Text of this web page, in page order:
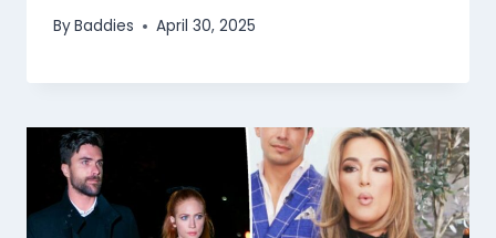
ByBaddies April 30, 2025